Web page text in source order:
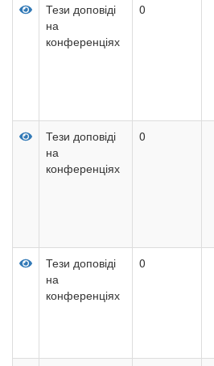
Тези доповіді
на
конференціях
0
Тези доповіді
на
конференціях
0
Тези доповіді
на
конференціях
0